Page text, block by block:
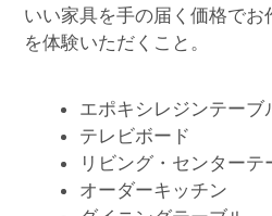
いい家具を手の届く価格でお
を体験いただくこと。
エポキシレジンテーブ
テレビボード
リビング・センターテ
オーダーキッチン